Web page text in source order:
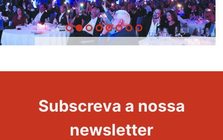
Evento
Maravilhas
Subscreva a nossa
newsletter